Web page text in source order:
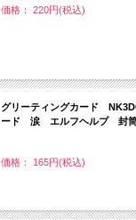
価格： 220円(税込)
グリーティングカード
ード 涙 エルフヘルプ 封
価格： 165円(税込)